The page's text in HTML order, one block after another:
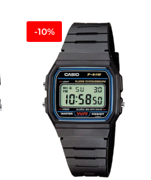
-10%